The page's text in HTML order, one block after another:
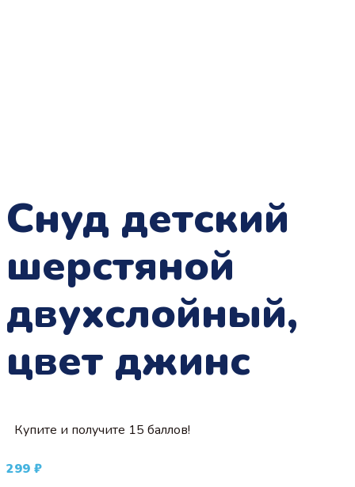
Снуд детский
шерстяной
двухслойный,
цвет джинс
Купите и получите 15 баллов!
299 ₽